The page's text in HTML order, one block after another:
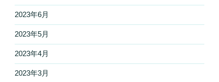
2023年6月
2023年5月
2023年4月
2023年3月